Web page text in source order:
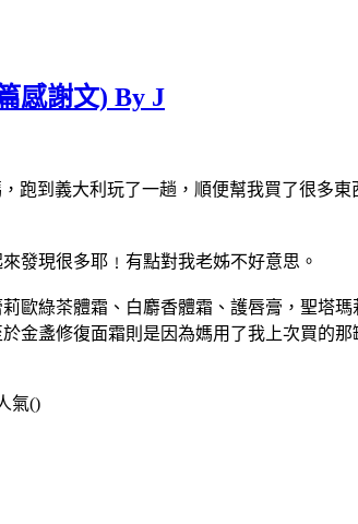
感謝文) By J
跑到義大利玩了一趟，順便幫我買了很多
發現很多耶﹗有點對我老姊不好意思。
歐綠茶體霜、白麝香體霜、護唇膏，聖塔瑪
於金盞修復面霜則是因為媽用了我上次買的
氣()